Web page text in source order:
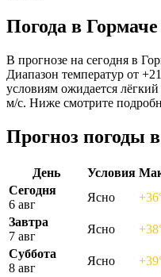
Погода в
В прогнозе на сегодня в
Диапазон температур от
условиям ожидается
м/с. Ниже смотрите
Прогноз погоды
День Условия
Сегодня
6 авг
Ясно
Завтра
7 авг
Ясно
Суббота
8 авг
Ясно